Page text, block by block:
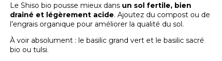
Le Shiso bio pousse mieux dans un sol fertile, bien
drainé et légèrement acide. Ajoutez du compost ou de
l’engrais organique pour améliorer la qualité du sol.
À voir absolument : le basilic grand vert et le basilic sacré
bio ou tulsi.